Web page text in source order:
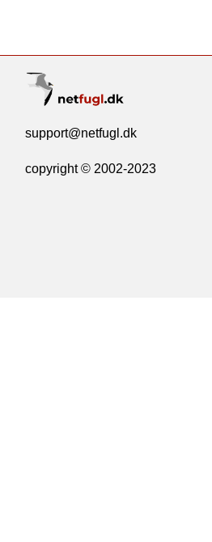
support@netfugl.dk
copyright © 2002-2023